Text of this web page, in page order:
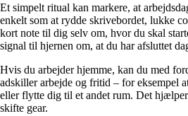
Et simpelt ritual kan markere, at
enkelt som at rydde skrivebordet, lukke
kort note til dig selv om, hvor du skal
signal til hjernen om, at du har afsluttet
Hvis du arbejder hjemme, kan du med
adskiller arbejde og fritid – for eksempel
eller flytte dig til et andet rum. Det
skifte gear.